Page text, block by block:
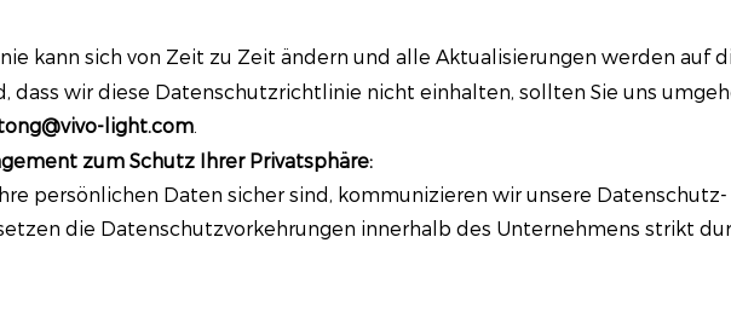
kann sich von Zeit zu Zeit ändern und alle Aktualisierungen werden auf
dass wir diese Datenschutzrichtlinie nicht einhalten, sollten Sie uns
light.com
zum Schutz Ihrer Privatsphäre:
persönlichen Daten sicher sind, kommunizieren wir unsere
die Datenschutzvorkehrungen innerhalb des Unternehmens strikt